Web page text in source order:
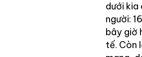
dưới
người:
bây giờ
tế. Còn